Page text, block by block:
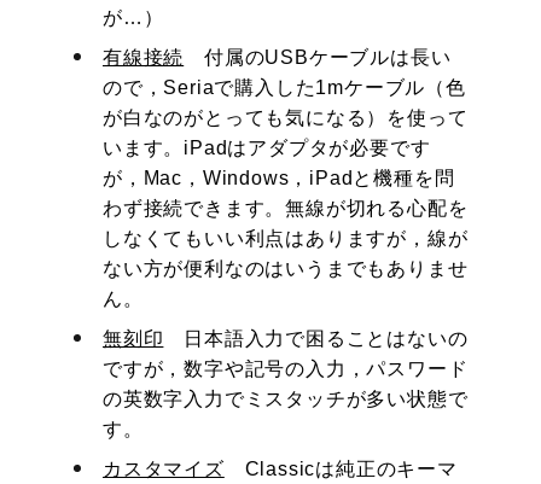
が…）
有線接続 付属のUSBケーブルは長い
ので，Seriaで購入した1mケーブル（色
が白なのがとっても気になる）を使って
います。iPadはアダプタが必要です
が，Mac，Windows，iPadと機種を問
わず接続できます。無線が切れる心配を
しなくてもいい利点はありますが，線が
ない方が便利なのはいうまでもありませ
ん。
無刻印 日本語入力で困ることはないの
ですが，数字や記号の入力，パスワード
の英数字入力でミスタッチが多い状態で
す。
カスタマイズ Classicは純正のキーマ